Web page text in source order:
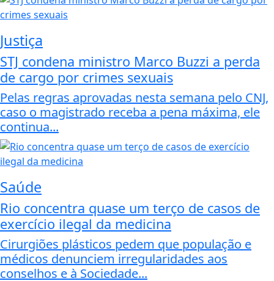
Justiça
STJ condena ministro Marco Buzzi a perda
de cargo por crimes sexuais
Pelas regras aprovadas nesta semana pelo CNJ,
caso o magistrado receba a pena máxima, ele
continua...
Saúde
Rio concentra quase um terço de casos de
exercício ilegal da medicina
Cirurgiões plásticos pedem que população e
médicos denunciem irregularidades aos
conselhos e à Sociedade...